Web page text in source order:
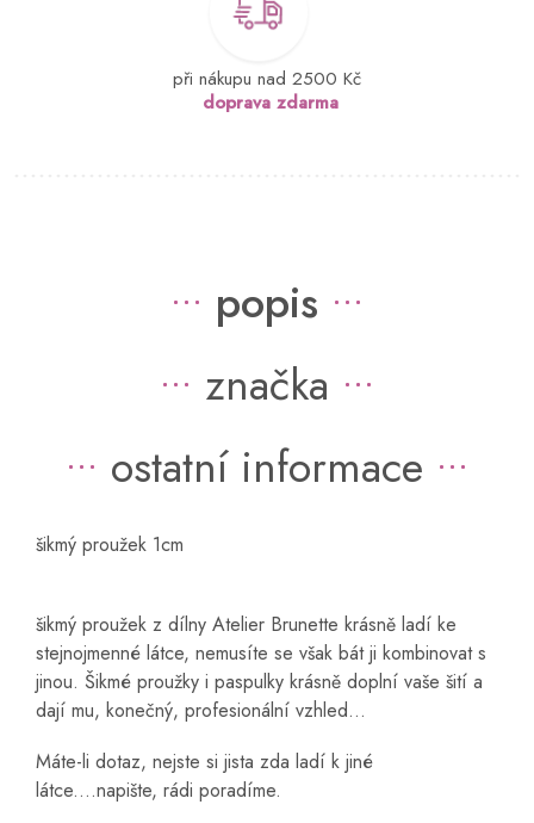
při nákupu nad 2500 Kč
doprava zdarma
popis
značka
ostatní informace
šikmý proužek 1cm
šikmý proužek z dílny Atelier Brunette krásně ladí ke
stejnojmenné látce, nemusíte se však bát ji kombinovat s
jinou. Šikmé proužky i paspulky krásně doplní vaše šití a
dají mu, konečný, profesionální vzhled...
Máte-li dotaz, nejste si jista zda ladí k jiné
látce....napište, rádi poradíme.